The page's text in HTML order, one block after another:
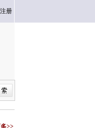
注册
>>